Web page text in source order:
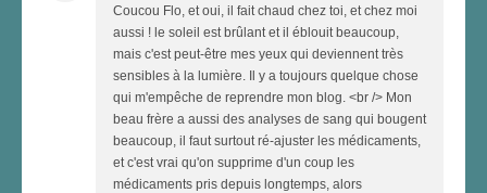
Coucou Flo, et oui, il fait chaud chez toi, et chez moi
aussi ! le soleil est brûlant et il éblouit beaucoup,
mais c'est peut-être mes yeux qui deviennent très
sensibles à la lumière. Il y a toujours quelque chose
qui m'empêche de reprendre mon blog. <br /> Mon
beau frère a aussi des analyses de sang qui bougent
beaucoup, il faut surtout ré-ajuster les médicaments,
et c'est vrai qu'on supprime d'un coup les
médicaments pris depuis longtemps, alors